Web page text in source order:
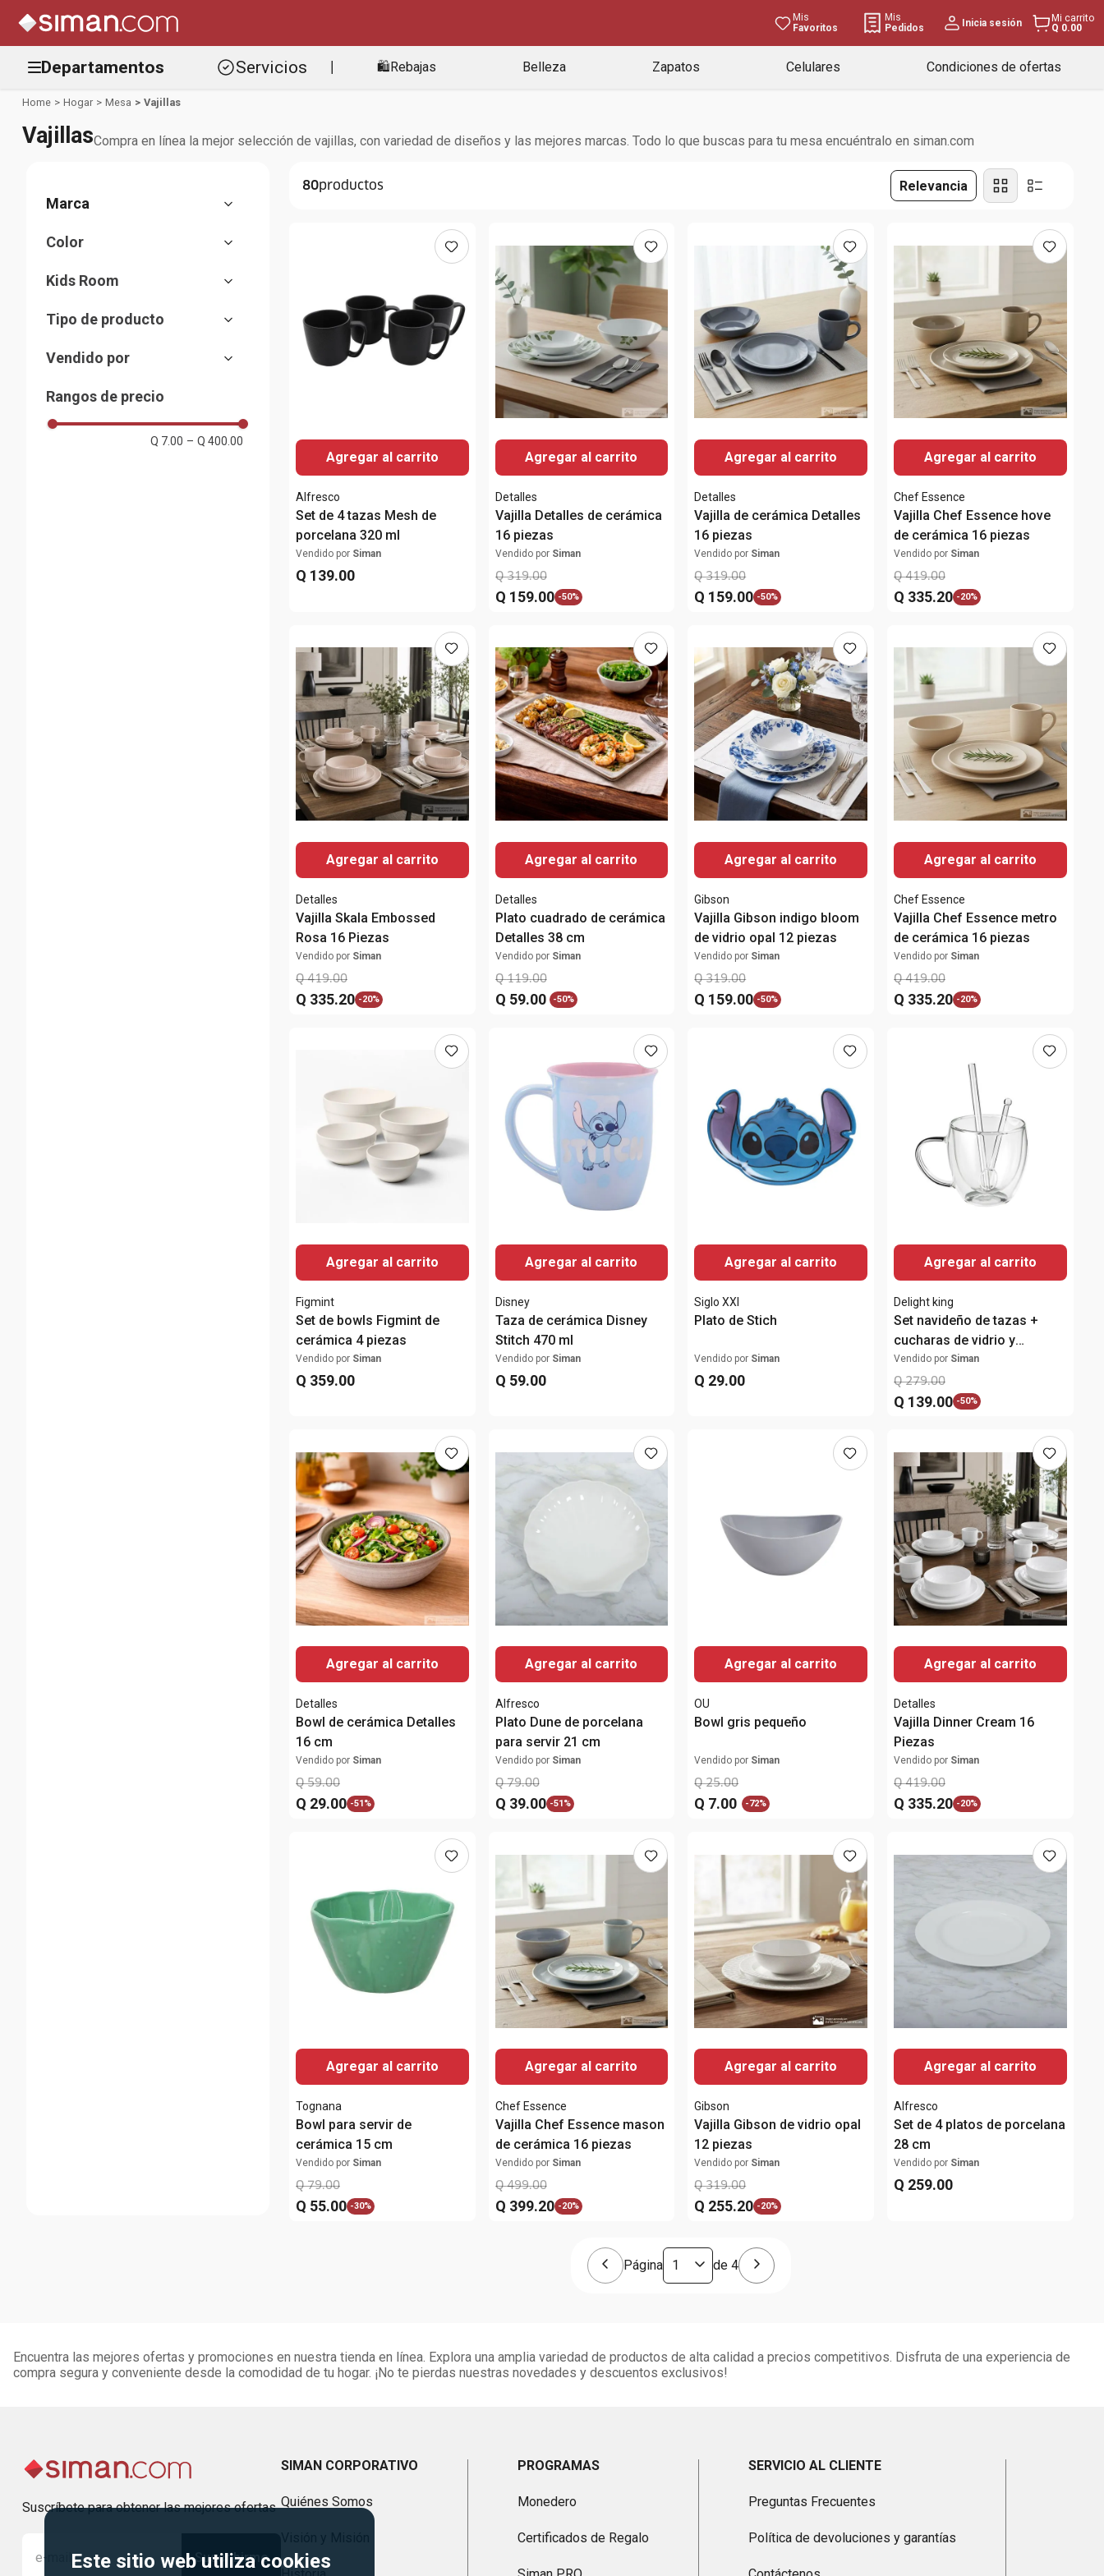
Mis
Favoritos
Mis
Pedidos
Inicia sesión
Mi carrito
Q 0.00
Departamentos Servicios 🛍️Rebajas Belleza Zapatos Celulares Condiciones de ofertas
Este sitio web utiliza cookies
Hogar Mesa Vajillas
VajillasCompra en línea la mejor selección de vajillas, con variedad de diseños y las mejores marcas. Todo lo que buscas para tu mesa encuéntralo en siman.com
Platos
Tazas
Alfresco
Gibson
Disney
Chef Essence
Aida
Concepts
Siglo XXI
Mostrar 4 más
Color
Azul
Blanco
Gris
Gris Oscuro
Multicolor
Negro
Kids Room
Tipo de producto
Plato
Bowl
Vendido por
Rangos de precio
Q 7.00 – Q 400.00
80 Relevancia
Agregar al carrito
Alfresco
Set de 4 tazas Mesh de
porcelana 320 ml
Vendido por Siman
Q 139.00
Agregar al carrito
Detalles
Vajilla Detalles de cerámica
16 piezas
Vendido por Siman
Q 319.00
Q 159.00 -50%
Agregar al carrito
Detalles
Vajilla de cerámica Detalles
16 piezas
Vendido por Siman
Q 319.00
Q 159.00 -50%
Agregar al carrito
Chef Essence
Vajilla Chef Essence hove
de cerámica 16 piezas
Vendido por Siman
Q 419.00
Q 335.20 -20%
Agregar al carrito
Detalles
Vajilla Skala Embossed
Rosa 16 Piezas
Vendido por Siman
Q 419.00
Q 335.20 -20%
Agregar al carrito
Detalles
Plato cuadrado de cerámica
Detalles 38 cm
Vendido por Siman
Q 119.00
Q 59.00 -50%
Agregar al carrito
Gibson
Vajilla Gibson indigo bloom
de vidrio opal 12 piezas
Vendido por Siman
Q 319.00
Q 159.00 -50%
Agregar al carrito
Chef Essence
Vajilla Chef Essence metro
de cerámica 16 piezas
Vendido por Siman
Q 419.00
Q 335.20 -20%
Agregar al carrito
Figmint
Set de bowls Figmint de
cerámica 4 piezas
Vendido por Siman
Q 359.00
Agregar al carrito
Disney
Taza de cerámica Disney
Stitch 470 ml
Vendido por Siman
Q 59.00
Agregar al carrito
Siglo XXI
Plato de Stich
Vendido por Siman
Q 29.00
Agregar al carrito
Delight king
Set navideño de tazas +
cucharas de vidrio y
removedores
Vendido por Siman
Q 279.00
Q 139.00 -50%
Agregar al carrito
Detalles
Bowl de cerámica Detalles
16 cm
Vendido por Siman
Q 59.00
Q 29.00 -51%
Agregar al carrito
Alfresco
Plato Dune de porcelana
para servir 21 cm
Vendido por Siman
Q 79.00
Q 39.00 -51%
Agregar al carrito
OU
Bowl gris pequeño
Vendido por Siman
Q 25.00
Q 7.00 -72%
Agregar al carrito
Detalles
Vajilla Dinner Cream 16
Piezas
Vendido por Siman
Q 419.00
Q 335.20 -20%
Agregar al carrito
Tognana
Bowl para servir de
cerámica 15 cm
Vendido por Siman
Q 79.00
Q 55.00 -30%
Agregar al carrito
Chef Essence
Vajilla Chef Essence mason
de cerámica 16 piezas
Vendido por Siman
Q 499.00
Q 399.20 -20%
Agregar al carrito
Gibson
Vajilla Gibson de vidrio opal
12 piezas
Vendido por Siman
Q 319.00
Q 255.20 -20%
Agregar al carrito
Alfresco
Set de 4 platos de porcelana
28 cm
Vendido por Siman
Q 259.00
Página de4
Encuentra las mejores ofertas y promociones en nuestra tienda en línea. Explora una amplia variedad de productos de alta calidad a precios competitivos. Disfruta de una experiencia de
compra segura y conveniente desde la comodidad de tu hogar. ¡No te pierdas nuestras novedades y descuentos exclusivos!
Suscríbete para obtener las mejores ofertas
Suscribirme
SIMAN CORPORATIVO
Quiénes Somos
PROGRAMAS
Monedero
Certificados de Regalo
SERVICIO AL CLIENTE
Preguntas Frecuentes
Política de devoluciones y garantías